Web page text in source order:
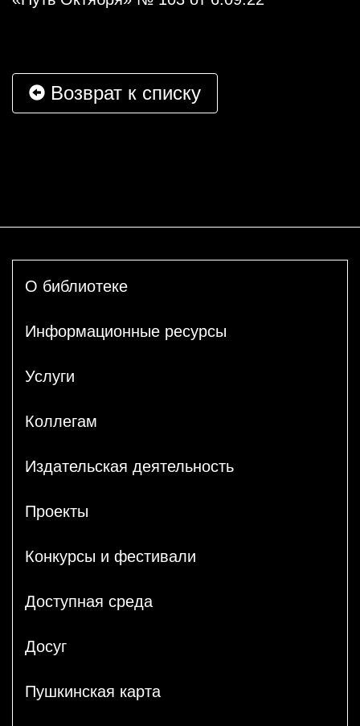
Возврат к списку
О библиотеке
Информационные ресурсы
Услуги
Коллегам
Издательская деятельность
Проекты
Конкурсы и фестивали
Доступная среда
Досуг
Пушкинская карта